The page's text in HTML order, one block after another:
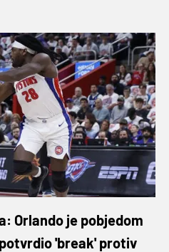
Orlando je pobjedom
'break' protiv